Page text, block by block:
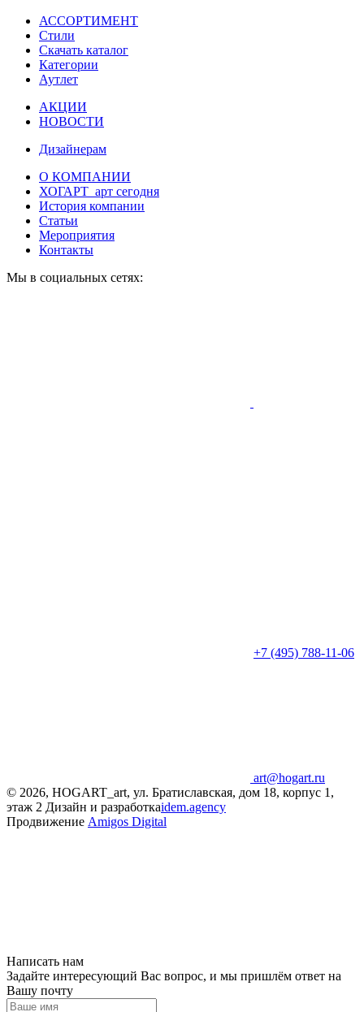
АССОРТИМЕНТ
Стили
Скачать каталог
Категории
Аутлет
АКЦИИ
НОВОСТИ
Дизайнерам
О КОМПАНИИ
ХОГАРТ_арт сегодня
История компании
Статьи
Мероприятия
Контакты
Мы в социальных сетях:
+7 (495) 788-11-06
art@hogart.ru
© 2026, HOGART_art, ул. Братиславская, дом 18, корпус 1,
этаж 2 Дизайн и разработкаidem.agency
Продвижение Amigos Digital
Написать нам
Задайте интересующий Вас вопрос, и мы пришлём ответ на
Вашу почту